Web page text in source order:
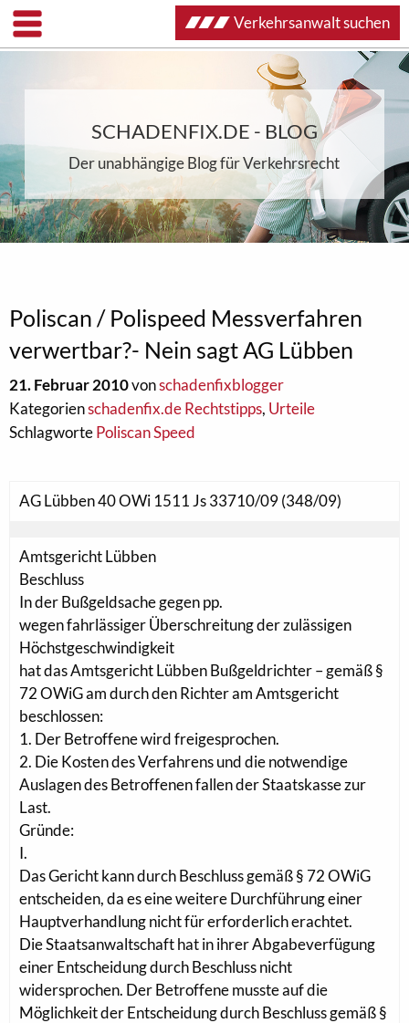
SCHADENFIX.DE - BLOG
Der unabhängige Blog für Verkehrsrecht
Poliscan / Polispeed Messverfahren
verwertbar?- Nein sagt AG Lübben
21. Februar 2010vonschadenfixblogger
Kategorienschadenfix.de Rechtstipps, Urteile
SchlagwortePoliscan Speed
AG Lübben 40 OWi 1511 Js 33710/09 (348/09)
Amtsgericht Lübben
Beschluss
In der Bußgeldsache gegen pp.
wegen fahrlässiger Überschreitung der zulässigen
Höchstgeschwindigkeit
hat das Amtsgericht Lübben Bußgeldrichter – gemäß §
72 OWiG am durch den Richter am Amtsgericht
beschlossen:
1. Der Betroffene wird freigesprochen.
2. Die Kosten des Verfahrens und die notwendige
Auslagen des Betroffenen fallen der Staatskasse zur
Last.
Gründe:
I.
Das Gericht kann durch Beschluss gemäß § 72 OWiG
entscheiden, da es eine weitere Durchführung einer
Hauptverhandlung nicht für erforderlich erachtet.
Die Staatsanwaltschaft hat in ihrer Abgabeverfügung
einer Entscheidung durch Beschluss nicht
widersprochen. Der Betroffene musste auf die
Möglichkeit der Entscheidung durch Beschluss gemäß §
Verkehrsanwalt suchen